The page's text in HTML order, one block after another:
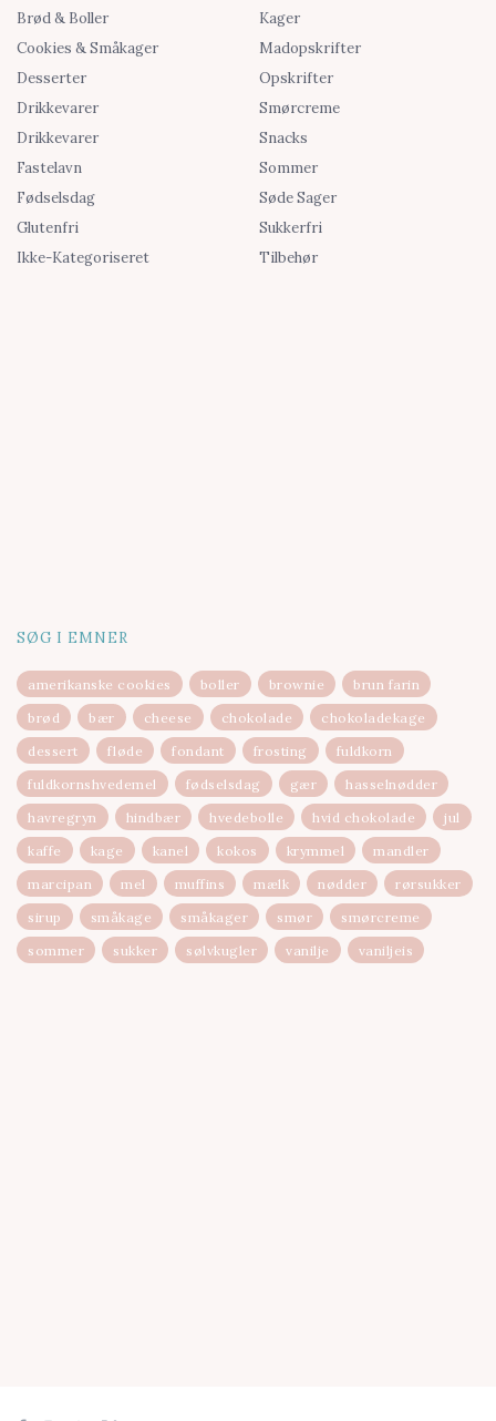
Brød & Boller
Cookies & Småkager
Desserter
Drikkevarer
Drikkevarer
Fastelavn
Fødselsdag
Glutenfri
Ikke-Kategoriseret
Kager
Madopskrifter
Opskrifter
Smørcreme
Snacks
Sommer
Søde Sager
Sukkerfri
Tilbehør
SØG I EMNER
amerikanske cookies boller brownie
brun farin
brød
bær cheese chokolade
chokoladekage
dessert
fløde fondant frosting
fuldkorn
fuldkornshvedemel
fødselsdag gær
hasselnødder
havregryn
hindbær hvedebolle hvid chokolade
jul
kaffe
kage kanel kokos krymmel
mandler
marcipan
mel muffins mælk nødder
rørsukker
sirup
småkage småkager smør
smørcreme
sommer
sukker sølvkugler vanilje vaniljeis